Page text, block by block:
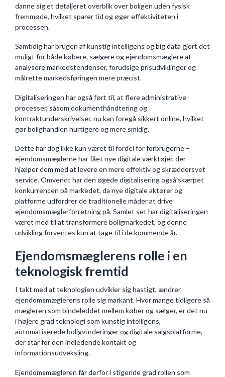
danne sig et detaljeret overblik over boligen uden fysisk
fremmøde, hvilket sparer tid og øger effektiviteten i
processen.
Samtidig har brugen af kunstig intelligens og big data gjort det
muligt for både købere, sælgere og ejendomsmæglere at
analysere markedstendenser, forudsige prisudviklinger og
målrette markedsføringen mere præcist.
Digitaliseringen har også ført til, at flere administrative
processer, såsom dokumenthåndtering og
kontraktunderskrivelser, nu kan foregå sikkert online, hvilket
gør bolighandlen hurtigere og mere smidig.
Dette har dog ikke kun været til fordel for forbrugerne –
ejendomsmæglerne har fået nye digitale værktøjer, der
hjælper dem med at levere en mere effektiv og skræddersyet
service. Omvendt har den øgede digitalisering også skærpet
konkurrencen på markedet, da nye digitale aktører og
platforme udfordrer de traditionelle måder at drive
ejendomsmæglerforretning på. Samlet set har digitaliseringen
været med til at transformere boligmarkedet, og denne
udvikling forventes kun at tage til i de kommende år.
Ejendomsmæglerens rolle i en
teknologisk fremtid
I takt med at teknologien udvikler sig hastigt, ændrer
ejendomsmæglerens rolle sig markant. Hvor mange tidligere så
mægleren som bindeleddet mellem køber og sælger, er det nu
i højere grad teknologi som kunstig intelligens,
automatiserede boligvurderinger og digitale salgsplatforme,
der står for den indledende kontakt og
informationsudveksling.
Ejendomsmægleren får derfor i stigende grad rollen som